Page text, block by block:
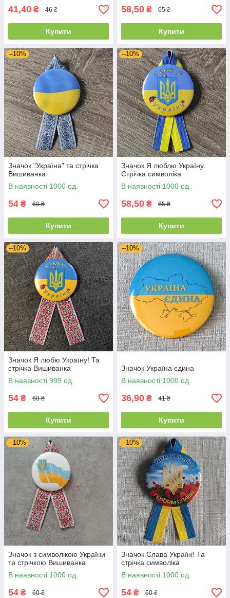
41,40 ₴ 46 ₴
Купити
58,50 ₴ 65 ₴
Купити
–10%
Значок "Україна" та стрічка
Вишиванка
В наявності 1000 од.
54 ₴ 60 ₴
Купити
–10%
Значок Я люблю Україну.
Стрічка символіка
В наявності 1000 од.
58,50 ₴ 65 ₴
Купити
–10%
Значок Я любю Україну! Та
стрічка Вишиванка
В наявності 999 од.
54 ₴ 60 ₴
Купити
–10%
Значок Україна єдина
В наявності 1000 од.
36,90 ₴ 41 ₴
Купити
–10%
Значок з символікою України
та стрічкою Вишиванка
В наявності 1000 од.
54 ₴ 60 ₴
–10%
Значок Слава Україні! Та
стрічка символіка
В наявності 1000 од.
54 ₴ 60 ₴